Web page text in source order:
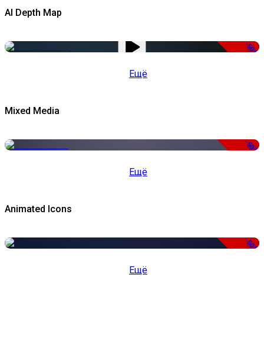
AI Depth Map
-50%
Ещё
Mixed Media
-50%
Ещё
Animated Icons
-50%
Ещё